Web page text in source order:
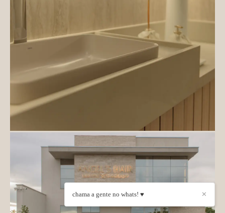
✕
chama a gente no whats! ♥